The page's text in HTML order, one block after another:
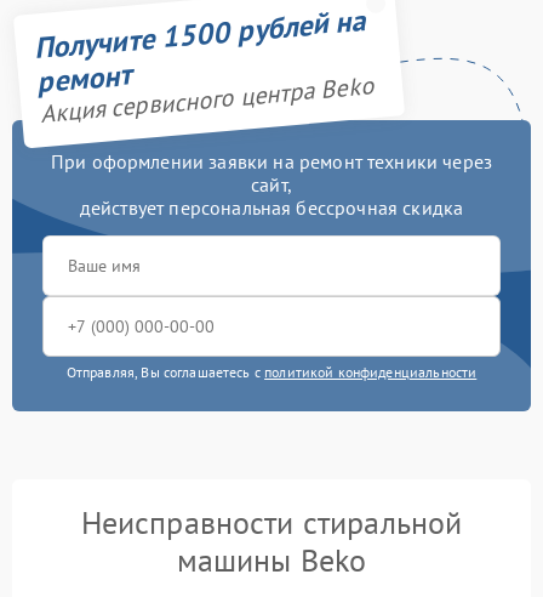
Получите 1500 рублей на
ремонт
Акция сервисного центра Beko
При оформлении заявки на ремонт техники через
сайт,
действует персональная бессрочная скидка
Отправляя, Вы соглашаетесь с политикой конфиденциальности
Неисправности стиральной
машины Beko